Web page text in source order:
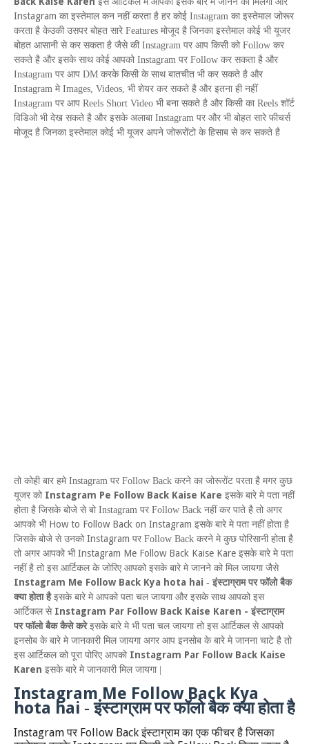
Instagram का इस्तेमाल कन नहीं करता है हर कोई Instagram का इस्तेमाल जोरूर
करता है केउकी उसपर बोहत सारे Features मोजूद है जिनका इस्तेमाल कोई भी यूजर
बोहत आसानी से कर सकता है जैसे की Instagram पर आप किसी को Follow कर
सकते है और इसके साथ कोई आपको Instagram पर Follow कर सकता है और
Instagram पर आप DM करके किसी के साथ बातचीत भी कर सकते है और
Instagram मे Images, Videos, भी शेयर कर सकते है और इतना ही नहीं
Instagram पर आप Reels Short Video भी बना सकते है और किसी का Reels शॉर्ट
विडिओ भी देख सकते है और इसके अलाबा Instagram पर और भी बोहत सारे फीचर्स
मोजूद है जिनका इस्तेमाल कोई भी यूजर अपने जोरूरोंटो के हिसाब से कर सकते है
तो कोही बार हमे Instagram पर Follow Back करने का जोरूरोंट परता है मगर कुछ
यूजर को Instagram Pe Follow Back Kaise Kare इसके बारे मे पता नहीं
होता है जिसके बोजे से बो Instagram पर Follow Back नहीं कर पाते है तो अगर
आपको भी How to Follow Back on Instagram इसके बारे मे पता नहीं होता है
जिसके बोजे से उनको Instagram पर Follow Back करने मे कुछ पोरिसानी होता है
तो अगर आपको भी Instagram Me Follow Back Kaise Kare इसके बारे मे पता
नहीं है तो इस आर्टिकल के जोरिए आपको इसके बारे मे जानने को मिल जायगा जैसे
Instagram Me Follow Back Kya hota hai - इंस्टाग्राम पर फॉलो बैक
क्या होता है इसके बारे मे आपको पता चल जायगा और इसके साथ आपको इस
आर्टिकल से Instagram Par Follow Back Kaise Karen - इंस्टाग्राम
पर फॉलो बैक कैसे करेइसके बारे मे भी पता चल जायगा तो इस आर्टिकल से आपको
इनसोब के बारे मे जानकारी मिल जायगा अगर आप इनसोब के बारे मे जानना चाटे है तो
इस आर्टिकल को पूरा पोरिए आपको Instagram Par Follow Back Kaise
Karen इसके बारे मे जानकारी मिल जायगा |
InstagramMe Follow Back Kya
hota hai -इंस्टाग्राम पर फॉलो बैक क्या होता है
Instagramपर Follow Backइंस्टाग्राम का एक फीचर है जिसका